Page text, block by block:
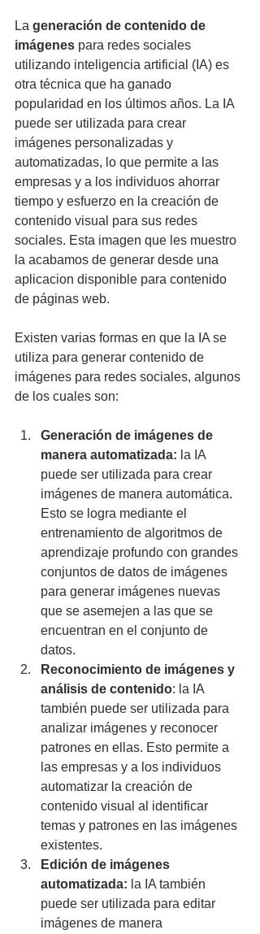
La generación de contenido de
imágenes para redes sociales
utilizando inteligencia artificial (IA) es
otra técnica que ha ganado
popularidad en los últimos años. La IA
puede ser utilizada para crear
imágenes personalizadas y
automatizadas, lo que permite a las
empresas y a los individuos ahorrar
tiempo y esfuerzo en la creación de
contenido visual para sus redes
sociales. Esta imagen que les muestro
la acabamos de generar desde una
aplicacion disponible para contenido
de páginas web.
Existen varias formas en que la IA se
utiliza para generar contenido de
imágenes para redes sociales, algunos
de los cuales son:
Generación de imágenes de
manera automatizada: la IA
puede ser utilizada para crear
imágenes de manera automática.
Esto se logra mediante el
entrenamiento de algoritmos de
aprendizaje profundo con grandes
conjuntos de datos de imágenes
para generar imágenes nuevas
que se asemejen a las que se
encuentran en el conjunto de
datos.
Reconocimiento de imágenes y
análisis de contenido: la IA
también puede ser utilizada para
analizar imágenes y reconocer
patrones en ellas. Esto permite a
las empresas y a los individuos
automatizar la creación de
contenido visual al identificar
temas y patrones en las imágenes
existentes.
Edición de imágenes
automatizada: la IA también
puede ser utilizada para editar
imágenes de manera